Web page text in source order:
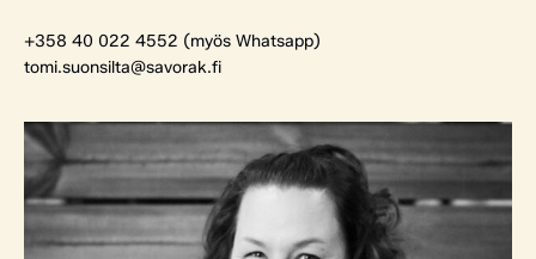
+358 40 022 4552 (myös Whatsapp)
tomi.suonsilta@savorak.fi